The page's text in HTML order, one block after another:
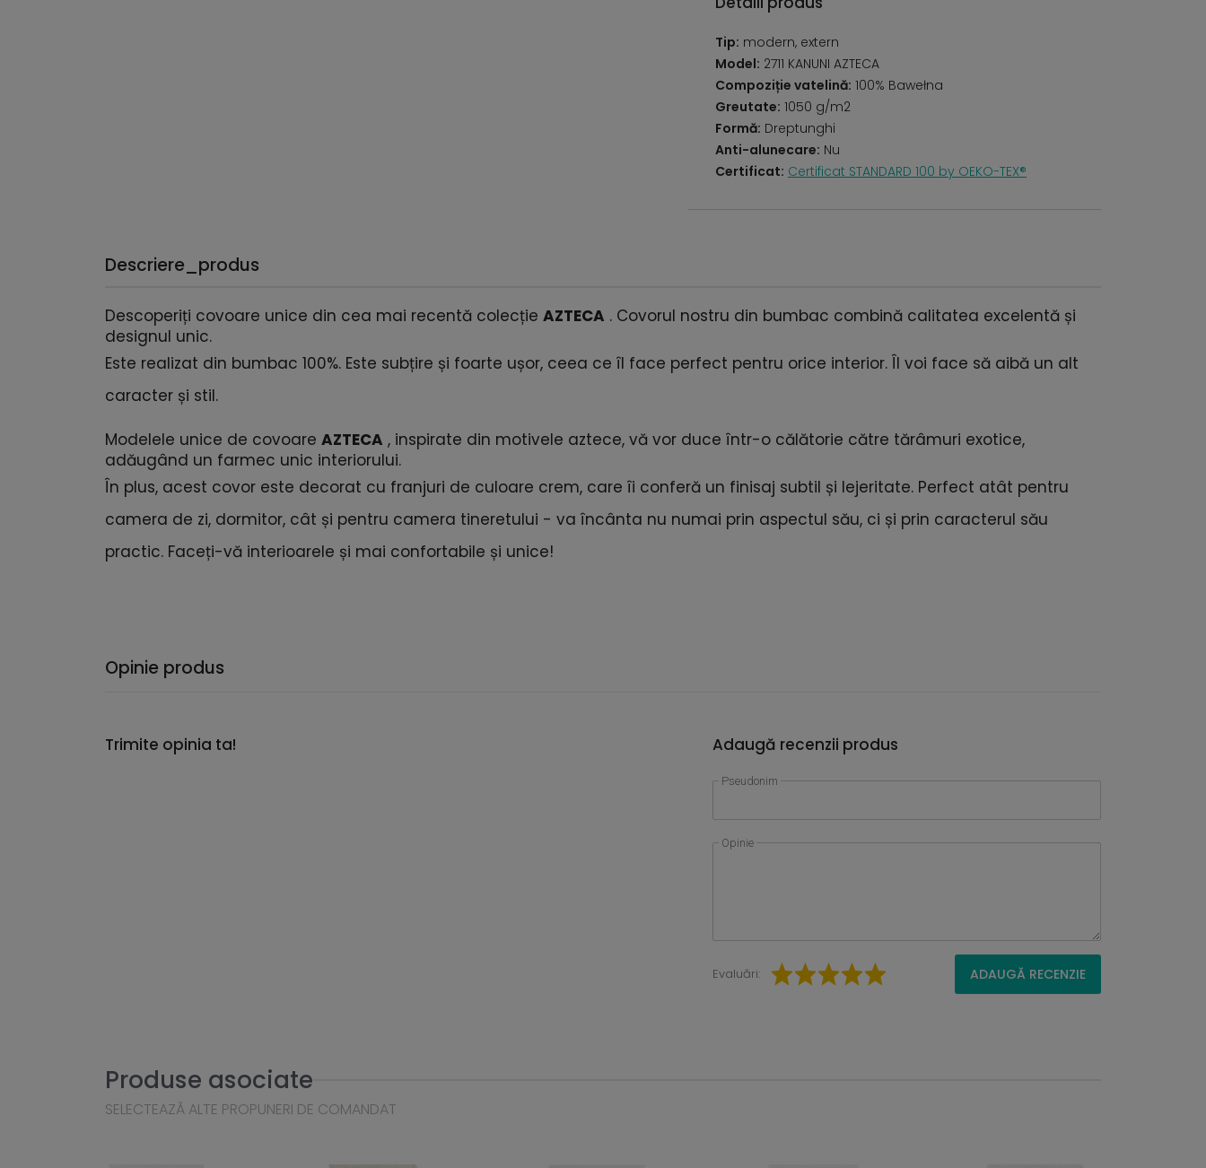
Tip: modern, extern
Model: 2711 KANUNI AZTECA
Compoziție vatelină: 100% Bawełna
Greutate: 1050 g/m2
Formă: Dreptunghi
Anti-alunecare: Nu
Certificat: Certificat STANDARD 100 by OEKO-TEX®
Descriere_produs
Descoperiți covoare unice din cea mai recentă colecție AZTECA . Covorul nostru din bumbac combină calitatea excelentă și
designul unic.
Este realizat din bumbac 100%. Este subțire și foarte ușor, ceea ce îl face perfect pentru orice interior. Îl voi face să aibă un alt
caracter și stil.
Modelele unice de covoare AZTECA , inspirate din motivele aztece, vă vor duce într-o călătorie către tărâmuri exotice,
adăugând un farmec unic interiorului.
În plus, acest covor este decorat cu franjuri de culoare crem, care îi conferă un finisaj subtil și lejeritate. Perfect atât pentru
camera de zi, dormitor, cât și pentru camera tineretului - va încânta nu numai prin aspectul său, ci și prin caracterul său
practic. Faceți-vă interioarele și mai confortabile și unice!
Opinie produs
Trimite opinia ta! Adaugă recenzii produs
Pseudonim
Opinie
Evaluări: ADAUGĂ RECENZIE
Produse asociate
SELECTEAZĂ ALTE PROPUNERI DE COMANDAT